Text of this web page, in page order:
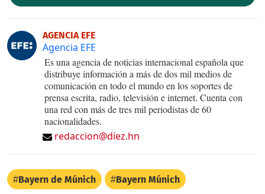
AGENCIA EFE
Agencia EFE
Es una agencia de noticias internacional española que
distribuye información a más de dos mil medios de
comunicación en todo el mundo en los soportes de
prensa escrita, radio, televisión e internet. Cuenta con
una red con más de tres mil periodistas de 60
nacionalidades.
redaccion@diez.hn
Bayern de Múnich Bayern Múnich